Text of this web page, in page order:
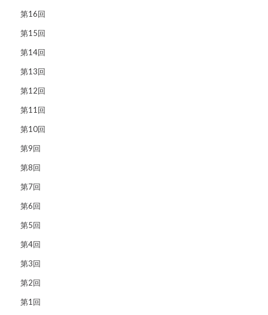
第16回
第15回
第14回
第13回
第12回
第11回
第10回
第9回
第8回
第7回
第6回
第5回
第4回
第3回
第2回
第1回